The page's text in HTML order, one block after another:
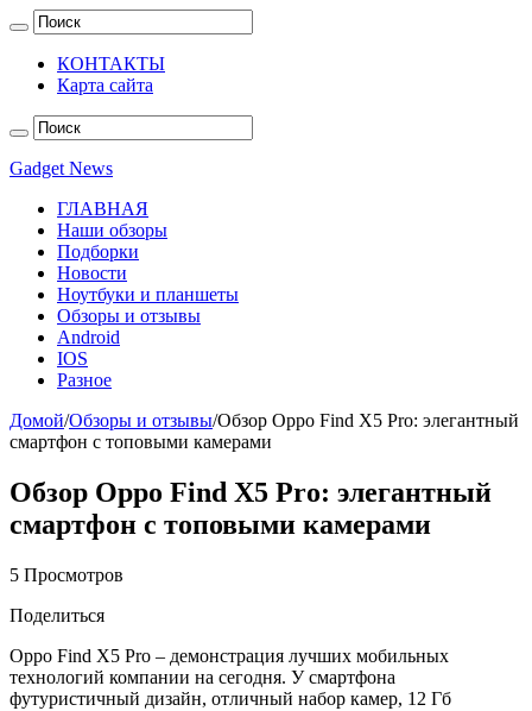
КОНТАКТЫ
Карта сайта
Gadget News
ГЛАВНАЯ
Наши обзоры
Подборки
Новости
Ноутбуки и планшеты
Обзоры и отзывы
Android
IOS
Разное
Домой/Обзоры и отзывы/Обзор Oppo Find X5 Pro: элегантный
смартфон с топовыми камерами
Обзор Oppo Find X5 Pro: элегантный
смартфон с топовыми камерами
5 Просмотров
Поделиться
Oppo Find X5 Pro – демонстрация лучших мобильных
технологий компании на сегодня. У смартфона
футуристичный дизайн, отличный набор камер, 12 Гб